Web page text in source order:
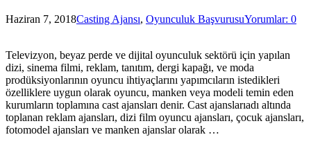
Haziran 7, 2018Casting Ajansı, Oyunculuk BaşvurusuYorumlar: 0
Televizyon, beyaz perde ve dijital oyunculuk sektörü için yapılan
dizi, sinema filmi, reklam, tanıtım, dergi kapağı, ve moda
prodüksiyonlarının oyuncu ihtiyaçlarını yapımcıların istedikleri
özelliklere uygun olarak oyuncu, manken veya modeli temin eden
kurumların toplamına cast ajansları denir. Cast ajanslarıadı altında
toplanan reklam ajansları, dizi film oyuncu ajansları, çocuk ajansları,
fotomodel ajansları ve manken ajanslar olarak …